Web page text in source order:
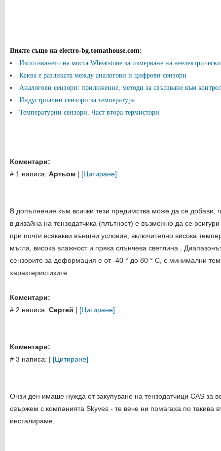
Вижте също на electro-bg.tomathouse.com:
Използването на моста Wheatstone за измерване на
Каква е разликата между аналогови и цифрови сензори
Аналогови сензори: приложение, методи за свързване към
Индустриални сензори за температура
Температурни сензори. Част втора термистори
Коментари:
# 1 написа: Артьом | [Цитиране]
В допълнение към всички тези предимства може да се добави,
в дизайна на тензодатчика (плътност) е възможно да се
при почти всякакви външни условия, включително висока
мъгла, висока влажност и пряка слънчева светлина ,
сензорите за деформация е от -40 ° до 80 ° C, с минимални
характеристиките.
Коментари:
# 2 написа: Сергей | [Цитиране]
Коментари:
# 3 написа: | [Цитиране]
Онзи ден имаше нужда от закупуване на тензодатчици CAS за
свържем с компанията Skyves - те вече ни помагаха по такива
инсталираме.